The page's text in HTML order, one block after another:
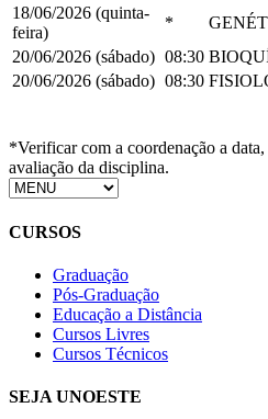
18/06/2026 (quinta-
feira)
*
20/06/2026 (sábado) 08:30
20/06/2026 (sábado) 08:30
*Verificar com a coordenação a
avaliação da disciplina.
CURSOS
Graduação
Pós-Graduação
Educação a Distância
Cursos Livres
Cursos Técnicos
SEJA UNOESTE